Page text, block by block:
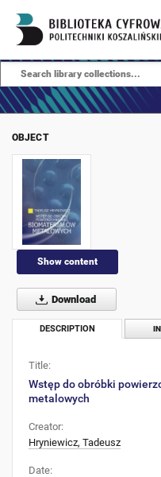
OBJECT
Show content
Download
DESCRIPTION
Title:
Wstęp do obróbki
metalowych
Creator:
Hryniewicz, Tadeusz
Date: